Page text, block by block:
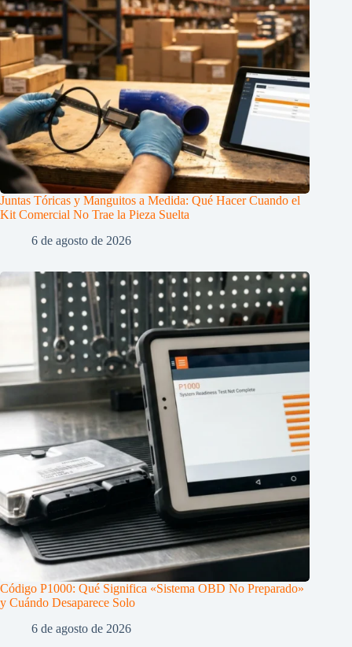
Juntas Tóricas y Manguitos a Medida: Qué Hacer Cuando el
Kit Comercial No Trae la Pieza Suelta
6 de agosto de 2026
Código P1000: Qué Significa «Sistema OBD No Preparado»
y Cuándo Desaparece Solo
6 de agosto de 2026